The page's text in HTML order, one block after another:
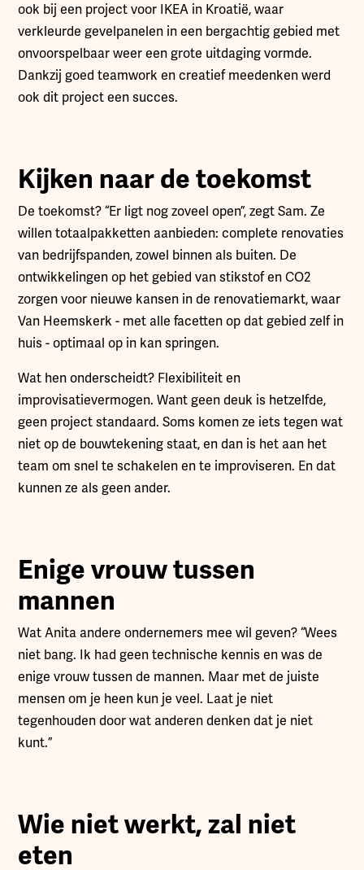
ook bij een project voor IKEA in Kroatië, waar
verkleurde gevelpanelen in een bergachtig gebied met
onvoorspelbaar weer een grote uitdaging vormde.
Dankzij goed teamwork en creatief meedenken werd
ook dit project een succes.
Kijken naar de toekomst
De toekomst? “Er ligt nog zoveel open”, zegt Sam. Ze
willen totaalpakketten aanbieden: complete renovaties
van bedrijfspanden, zowel binnen als buiten. De
ontwikkelingen op het gebied van stikstof en CO2
zorgen voor nieuwe kansen in de renovatiemarkt, waar
Van Heemskerk - met alle facetten op dat gebied zelf in
huis - optimaal op in kan springen.
Wat hen onderscheidt? Flexibiliteit en
improvisatievermogen. Want geen deuk is hetzelfde,
geen project standaard. Soms komen ze iets tegen wat
niet op de bouwtekening staat, en dan is het aan het
team om snel te schakelen en te improviseren. En dat
kunnen ze als geen ander.
Enige vrouw tussen
mannen
Wat Anita andere ondernemers mee wil geven? “Wees
niet bang. Ik had geen technische kennis en was de
enige vrouw tussen de mannen. Maar met de juiste
mensen om je heen kun je veel. Laat je niet
tegenhouden door wat anderen denken dat je niet
kunt.”
Wie niet werkt, zal niet
eten